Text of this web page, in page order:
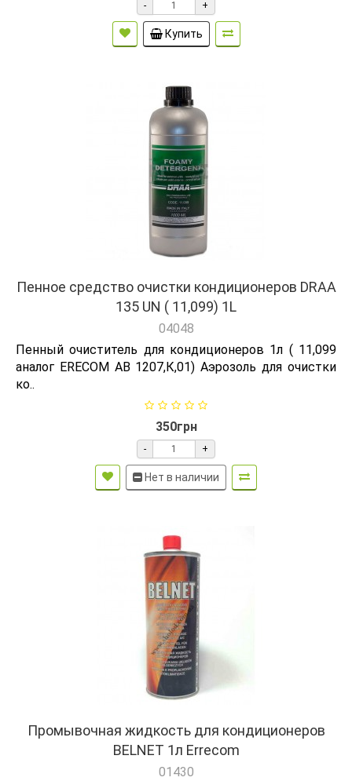
- +
Купить
Пенное средство очистки кондиционеров DRAA
135 UN ( 11,099) 1L
04048
Пенный очиститель для кондиционеров 1л ( 11,099
аналог ERECOM АВ 1207,К,01) Аэрозоль для очистки
ко..
350грн
- +
Нет в наличии
Промывочная жидкость для кондиционеров
BELNET 1л Errecom
01430